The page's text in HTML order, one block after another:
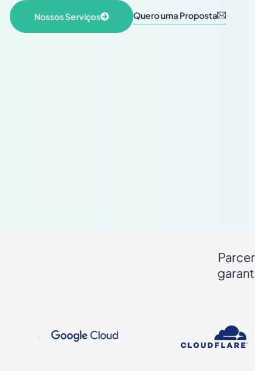
Nossos Serviços Quero uma Proposta